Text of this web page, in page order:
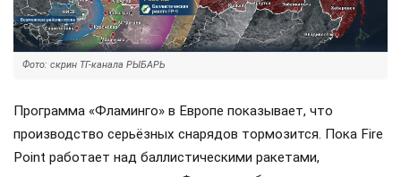
Фото: скрин ТГ-канала РЫБАРЬ
Программа «Фламинго» в Европе показывает, что
производство серьёзных снарядов тормозится. Пока Fire
Point работает над баллистическими ракетами,